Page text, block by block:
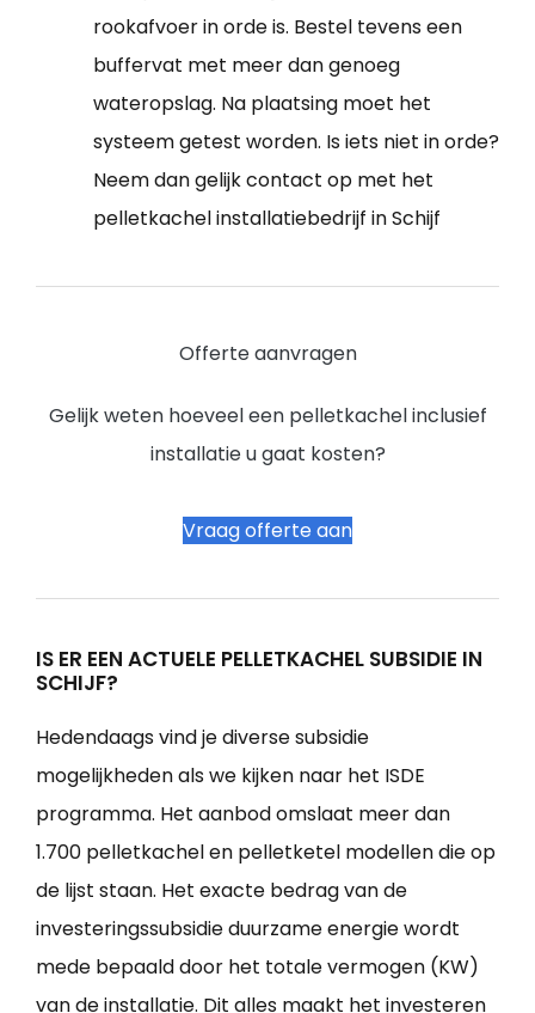
rookafvoer in orde is. Bestel tevens een
buffervat met meer dan genoeg
wateropslag. Na plaatsing moet het
systeem getest worden. Is iets niet in orde?
Neem dan gelijk contact op met het
pelletkachel installatiebedrijf in Schijf
Offerte aanvragen
Gelijk weten hoeveel een pelletkachel inclusief
installatie u gaat kosten?
Vraag offerte aan
IS ER EEN ACTUELE PELLETKACHEL SUBSIDIE IN
SCHIJF?
Hedendaags vind je diverse subsidie
mogelijkheden als we kijken naar het ISDE
programma. Het aanbod omslaat meer dan
1.700 pelletkachel en pelletketel modellen die op
de lijst staan. Het exacte bedrag van de
investeringssubsidie duurzame energie wordt
mede bepaald door het totale vermogen (KW)
van de installatie. Dit alles maakt het investeren